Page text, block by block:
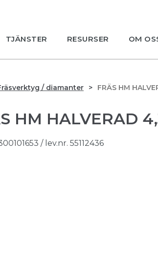
TJÄNSTER RESURSER OM
/ diamanter FRÄS HM
HM HALVERAD
/ lev.nr. 55112436